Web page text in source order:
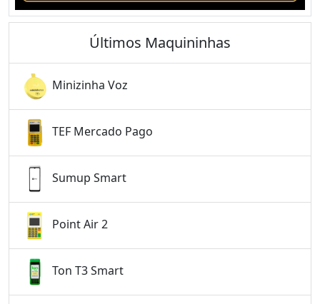
Últimos Maquininhas
Minizinha Voz
TEF Mercado Pago
Sumup Smart
Point Air 2
Ton T3 Smart